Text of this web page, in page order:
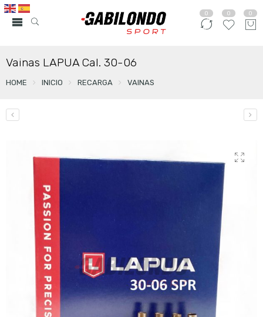
0 0 0
Vainas LAPUA Cal. 30-06
HOME INICIO RECARGA VAINAS